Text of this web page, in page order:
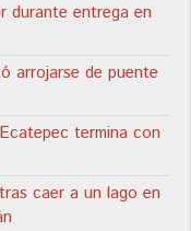
durante entrega en
arrojarse de puente
termina con
caer a un lago en